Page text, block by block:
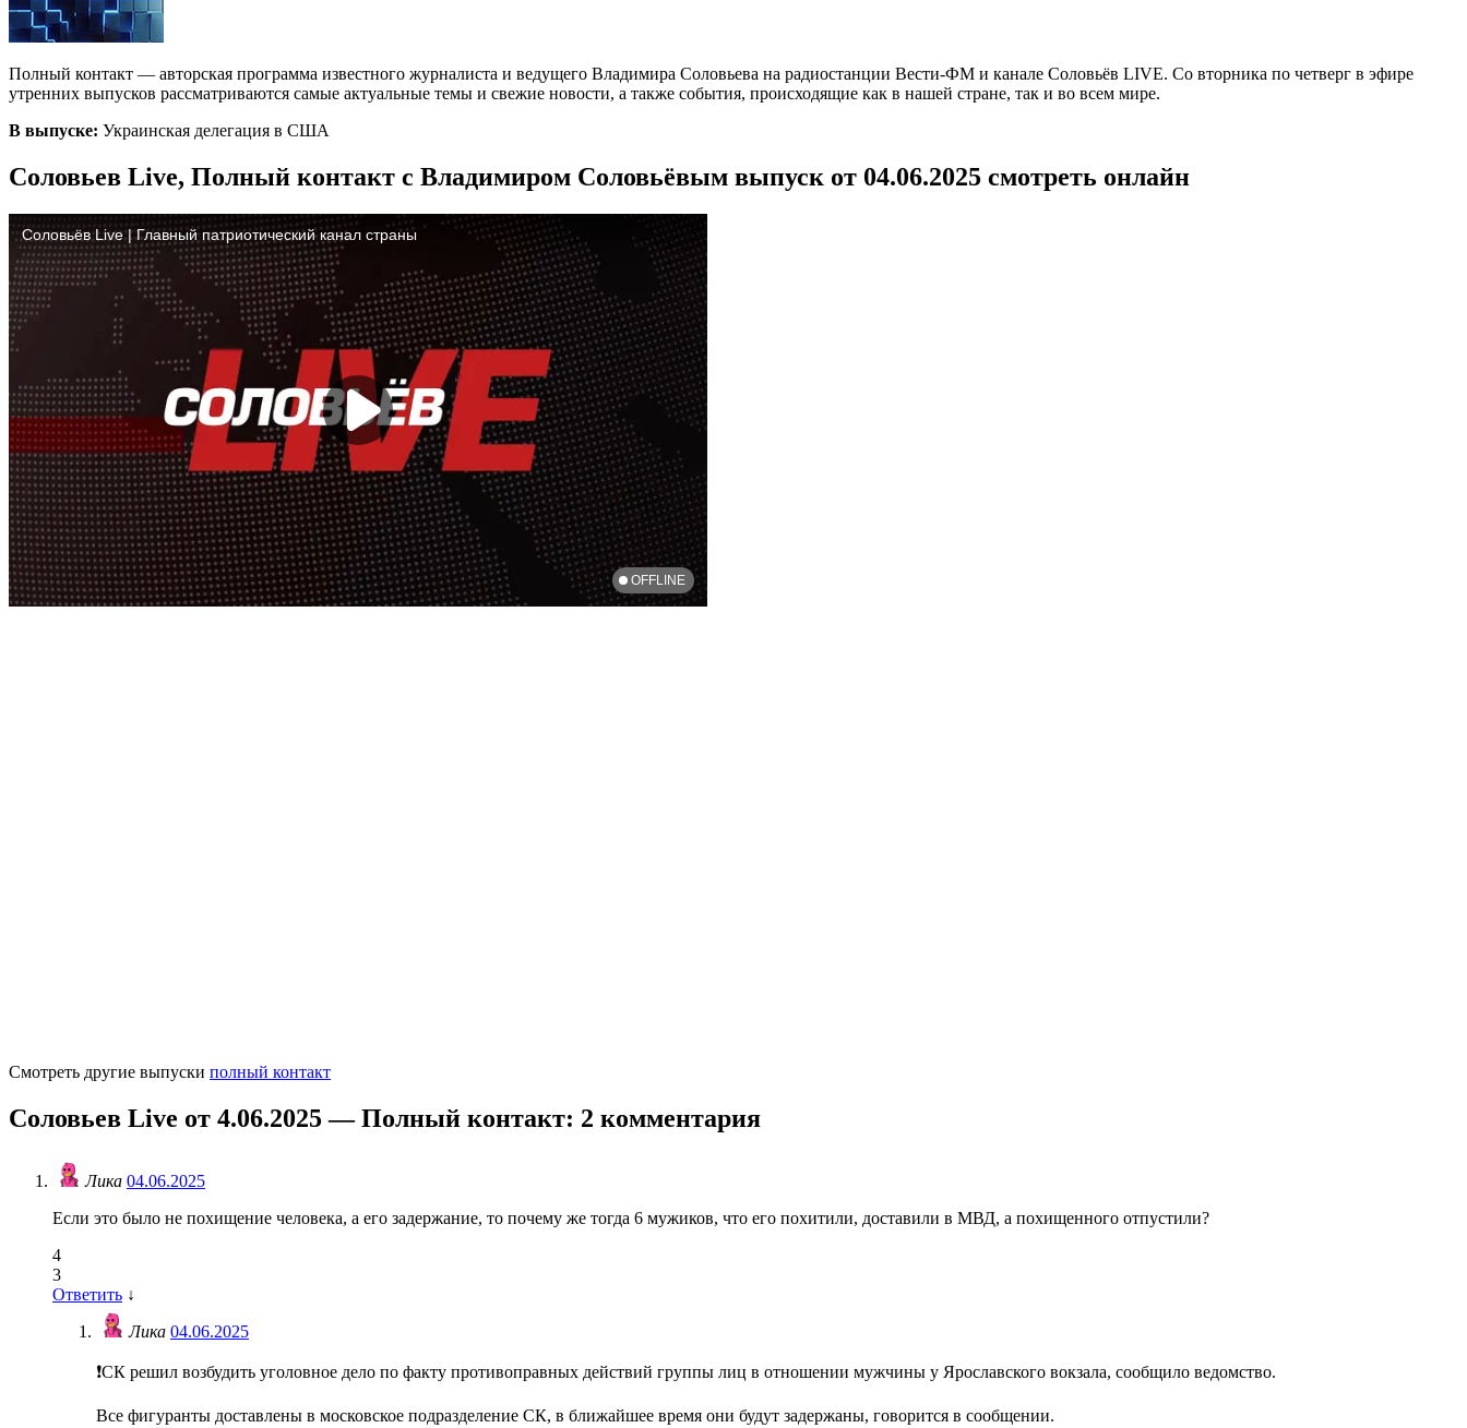
Полный контакт — авторская программа известного журналиста и ведущего Владимира Соловьева на радиостанции Вести-ФМ и канале Соловьёв LIVE. Со вторника по четверг в эфире
утренних выпусков рассматриваются самые актуальные темы и свежие новости, а также события, происходящие как в нашей стране, так и во всем мире.
В выпуске: Украинская делегация в США
Соловьев Live, Полный контакт с Владимиром Соловьёвым выпуск от 04.06.2025 смотреть онлайн
Смотреть другие выпуски полный контакт
Соловьев Live от 4.06.2025 — Полный контакт: 2 комментария
Лика 04.06.2025
Если это было не похищение человека, а его задержание, то почему же тогда 6 мужиков, что его похитили, доставили в МВД, а похищенного отпустили?
4
3
Ответить ↓
Лика 04.06.2025
❗️СК решил возбудить уголовное дело по факту противоправных действий группы лиц в отношении мужчины у Ярославского вокзала, сообщило ведомство.
Все фигуранты доставлены в московское подразделение СК, в ближайшее время они будут задержаны, говорится в сообщении.